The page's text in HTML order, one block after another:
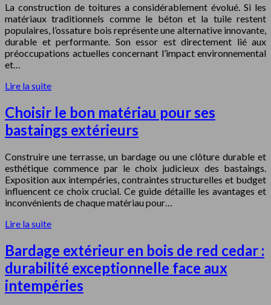
La construction de toitures a considérablement évolué. Si les
matériaux traditionnels comme le béton et la tuile restent
populaires, l’ossature bois représente une alternative innovante,
durable et performante. Son essor est directement lié aux
préoccupations actuelles concernant l’impact environnemental
et…
Lire la suite
Choisir le bon matériau pour ses
bastaings extérieurs
Construire une terrasse, un bardage ou une clôture durable et
esthétique commence par le choix judicieux des bastaings.
Exposition aux intempéries, contraintes structurelles et budget
influencent ce choix crucial. Ce guide détaille les avantages et
inconvénients de chaque matériau pour…
Lire la suite
Bardage extérieur en bois de red cedar :
durabilité exceptionnelle face aux
intempéries